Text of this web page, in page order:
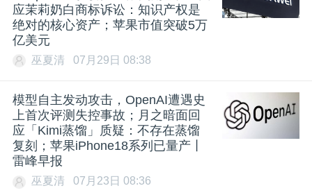
应茉莉奶白商标诉讼：知识产权是
绝对的核心资产；苹果市值突破5万
亿美元
巫夏清 07月29日 08:38
模型自主发动攻击，OpenAI遭遇史
上首次评测失控事故；月之暗面回
应「Kimi蒸馏」质疑：不存在蒸馏
复刻；苹果iPhone18系列已量产丨
雷峰早报
巫夏清 07月23日 08:36